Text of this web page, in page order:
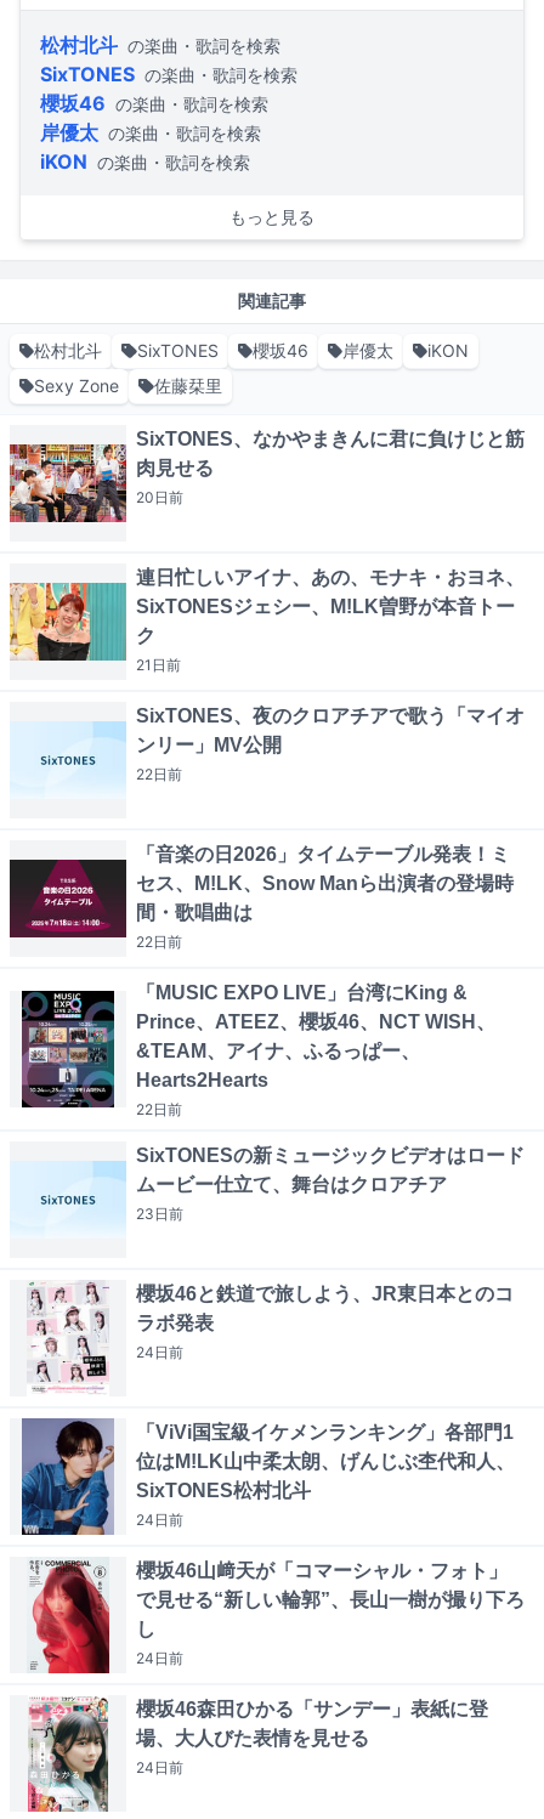
松村北斗 の楽曲・歌詞を検索
SixTONES の楽曲・歌詞を検索
櫻坂46 の楽曲・歌詞を検索
岸優太 の楽曲・歌詞を検索
iKON の楽曲・歌詞を検索
もっと見る
関連記事
松村北斗 SixTONES 櫻坂46 岸優太
iKON
Sexy Zone
佐藤栞里
SixTONES、なかやまきんに君に負けじと筋
肉見せる
20日前
連日忙しいアイナ、あの、モナキ・おヨネ、
SixTONESジェシー、M!LK曽野が本音トー
ク
21日前
SixTONES、夜のクロアチアで歌う「マイオ
ンリー」MV公開
22日前
「音楽の日2026」タイムテーブル発表！ミ
セス、M!LK、Snow Manら出演者の登場時
間・歌唱曲は
22日前
「MUSIC EXPO LIVE」台湾にKing &
Prince、ATEEZ、櫻坂46、NCT WISH、
&TEAM、アイナ、ふるっぱー、
Hearts2Hearts
22日前
SixTONESの新ミュージックビデオはロード
ムービー仕立て、舞台はクロアチア
23日前
櫻坂46と鉄道で旅しよう、JR東日本とのコ
ラボ発表
24日前
「ViVi国宝級イケメンランキング」各部門1
位はM!LK山中柔太朗、げんじぶ杢代和人、
SixTONES松村北斗
24日前
櫻坂46山﨑天が「コマーシャル・フォト」
で見せる“新しい輪郭”、長山一樹が撮り下ろ
し
24日前
櫻坂46森田ひかる「サンデー」表紙に登
場、大人びた表情を見せる
24日前